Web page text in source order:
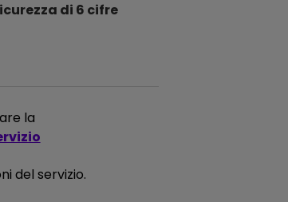
di 6 cifre
la
del servizio.